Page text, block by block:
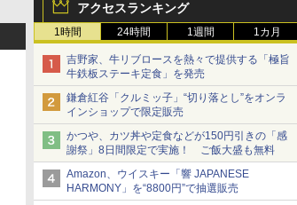
アクセスランキング
1時間 24時間 1週間 1カ月
吉野家、牛リブロースを熱々で提供する「極旨
牛鉄板ステーキ定食」を発売
鎌倉紅谷「クルミッ子」“切り落とし”をオンラ
インショップで限定販売
かつや、カツ丼や定食などが150円引きの「感
謝祭」8日間限定で実施！ ご飯大盛も無料
Amazon、ウイスキー「響 JAPANESE
HARMONY」を“8800円”で抽選販売